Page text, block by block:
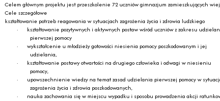
Celem głównym projektu jest przeszkolenie 72 uczniów gimnazjum zamieszkujących
Cele szczegółowe
kształtowanie potrzeb reagowania w sytuacjach zagrożenia życia i zdrowia ludzkiego
·
kształtowanie pozytywnych i aktywnych postaw wśród uczniów z zakresu
pierwszej pomocy
·
wykształcenie u młodzieży gotowości niesienia pomocy poszkodowanym i jej
udzielania,
·
kształtowanie postawy otwartości na drugiego człowieka i odwagi w niesieniu
pomocy,
·
upowszechnienie wiedzy na temat zasad udzielania pierwszej pomocy w
zagrożenia życia i zdrowia poszkodowanych,
·
nauka zachowania się w miejscu wypadku i sposobu prowadzenia akcji